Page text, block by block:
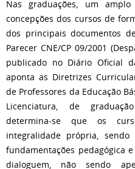
Nas graduações, um
concepções dos cursos de
dos principais documentos
Parecer CNE/CP 09/2001
publicado no Diário Oficial
aponta as Diretrizes
de Professores da Educação
Licenciatura, de
determina-se que os
integralidade própria,
fundamentações pedagógica
dialoguem, não sendo